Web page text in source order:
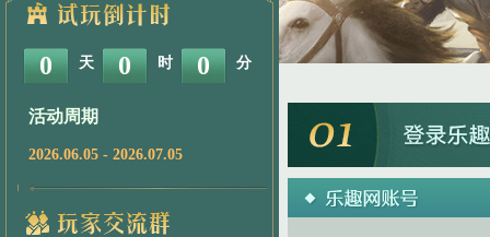
0 天 0 时 0 分
活动周期
2026.06.05 - 2026.07.05